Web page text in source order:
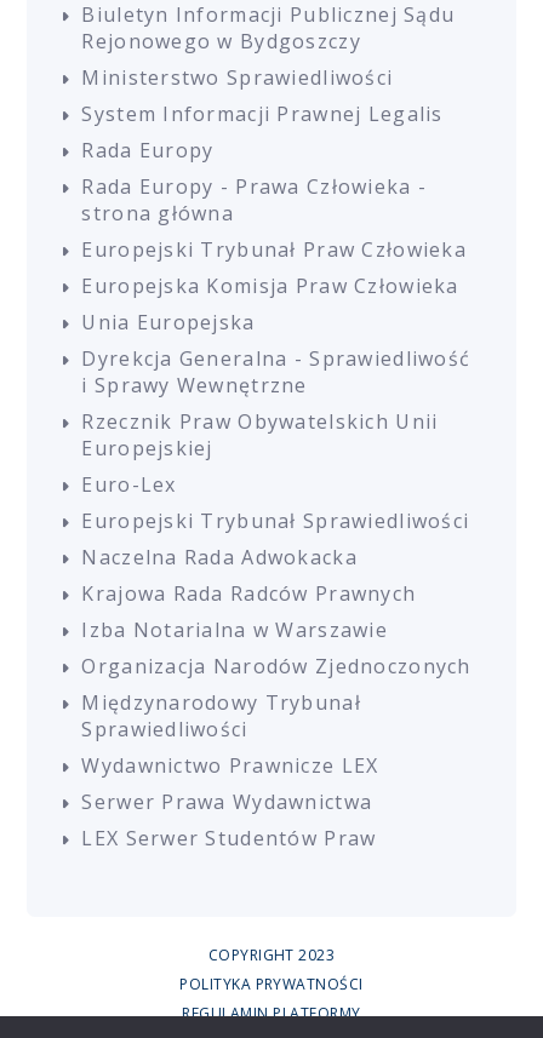
Biuletyn Informacji Publicznej Sądu
Rejonowego w Bydgoszczy
Ministerstwo Sprawiedliwości
System Informacji Prawnej Legalis
Rada Europy
Rada Europy - Prawa Człowieka -
strona główna
Europejski Trybunał Praw Człowieka
Europejska Komisja Praw Człowieka
Unia Europejska
Dyrekcja Generalna - Sprawiedliwość
i Sprawy Wewnętrzne
Rzecznik Praw Obywatelskich Unii
Europejskiej
Euro-Lex
Europejski Trybunał Sprawiedliwości
Naczelna Rada Adwokacka
Krajowa Rada Radców Prawnych
Izba Notarialna w Warszawie
Organizacja Narodów Zjednoczonych
Międzynarodowy Trybunał
Sprawiedliwości
Wydawnictwo Prawnicze LEX
Serwer Prawa Wydawnictwa
LEX Serwer Studentów Praw
COPYRIGHT 2023
POLITYKA PRYWATNOŚCI
REGULAMIN PLATFORMY